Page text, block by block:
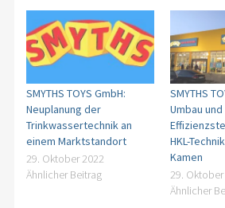
Abstimmung mit allen Beteiligten
SMYTHS TOYS GmbH:
Neuplanung der
Trinkwassertechnik an
einem Marktstandort
29. Oktober 2022
Ähnlicher Beitrag
SMYTHS
Umbau und
HKL-
Kamen
29.
Ähnlicher